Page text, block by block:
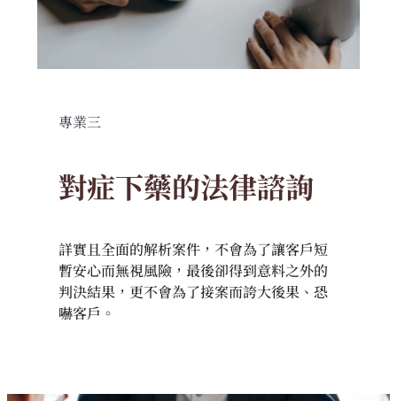
專業三
對症下藥的法律諮詢
詳實且全面的解析案件，不會為了讓客戶短
暫安心而無視風險，最後卻得到意料之外的
判決結果，更不會為了接案而誇大後果、恐
嚇客戶。